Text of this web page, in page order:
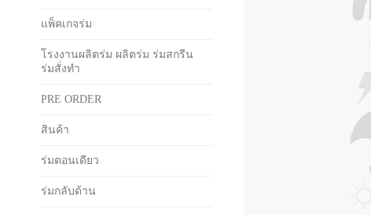
แพ็คเกจร่ม
โรงงานผลิตร่ม ผลิตร่ม ร่มสกรีน
ร่มสั่งทำ
PRE ORDER
สินค้า
ร่มตอนเดียว
ร่มกลับด้าน